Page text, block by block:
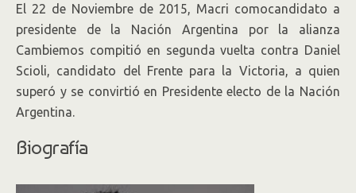
El 22 de Noviembre de 2015, Macri comocandidato a
presidente de la Nación Argentina por la alianza
Cambiemos compitió en segunda vuelta contra Daniel
Scioli, candidato del Frente para la Victoria, a quien
superó y se convirtió en Presidente electo de la Nación
Argentina.
Biografía